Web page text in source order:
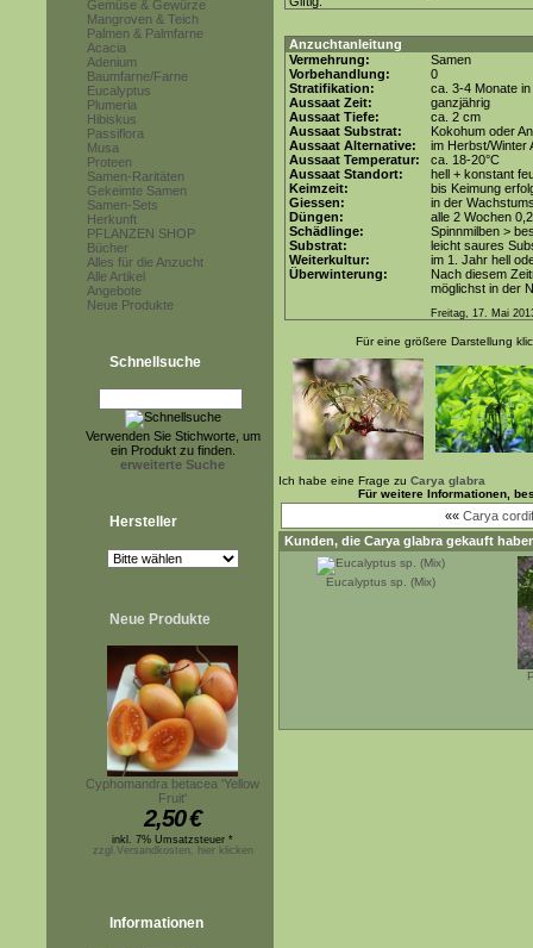
Gemüse & Gewürze
Mangroven & Teich
Palmen & Palmfarne
Acacia
Adenium
Baumfarne/Farne
Eucalyptus
Plumeria
Hibiskus
Passiflora
Musa
Proteen
Samen-Raritäten
Gekeimte Samen
Samen-Sets
Herkunft
PFLANZEN SHOP
Bücher
Alles für die Anzucht
Alle Artikel
Angebote
Neue Produkte
Schnellsuche
Verwenden Sie Stichworte, um
ein Produkt zu finden.
erweiterte Suche
Hersteller
Neue Produkte
Cyphomandra betacea 'Yellow
Fruit'
2,50€
inkl. 7% Umsatzsteuer *
zzgl.Versandkosten, hier klicken
Informationen
Anzuchtanleitung
Vermehrung:
Samen
Vorbehandlung:
0
Stratifikation:
ca. 3-4 Monate
Aussaat Zeit:
ganzjährig
Aussaat Tiefe:
ca. 2 cm
Aussaat Substrat:
Kokohum oder
Aussaat Alternative:
im Herbst/Winter
Aussaat Temperatur:
ca. 18-20°C
Aussaat Standort:
hell + konstant
Keimzeit:
bis Keimung
Giessen:
in der
Düngen:
alle 2 Wochen
Schädlinge:
Spinnmilben >
Substrat:
leicht saures
Weiterkultur:
im 1. Jahr hell
Überwinterung:
Nach diesem
möglichst in der
Freitag, 17. Mai
Für eine größere Darstellung
Ich habe eine Frage zu Carya glabra
Für weitere Informationen,
«« Carya
Kunden, die Carya glabra gekauft
Eucalyptus sp. (Mix)